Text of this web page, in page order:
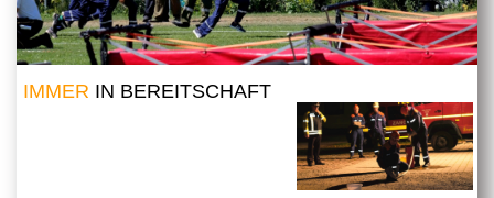
IMMER IN BEREITSCHAFT